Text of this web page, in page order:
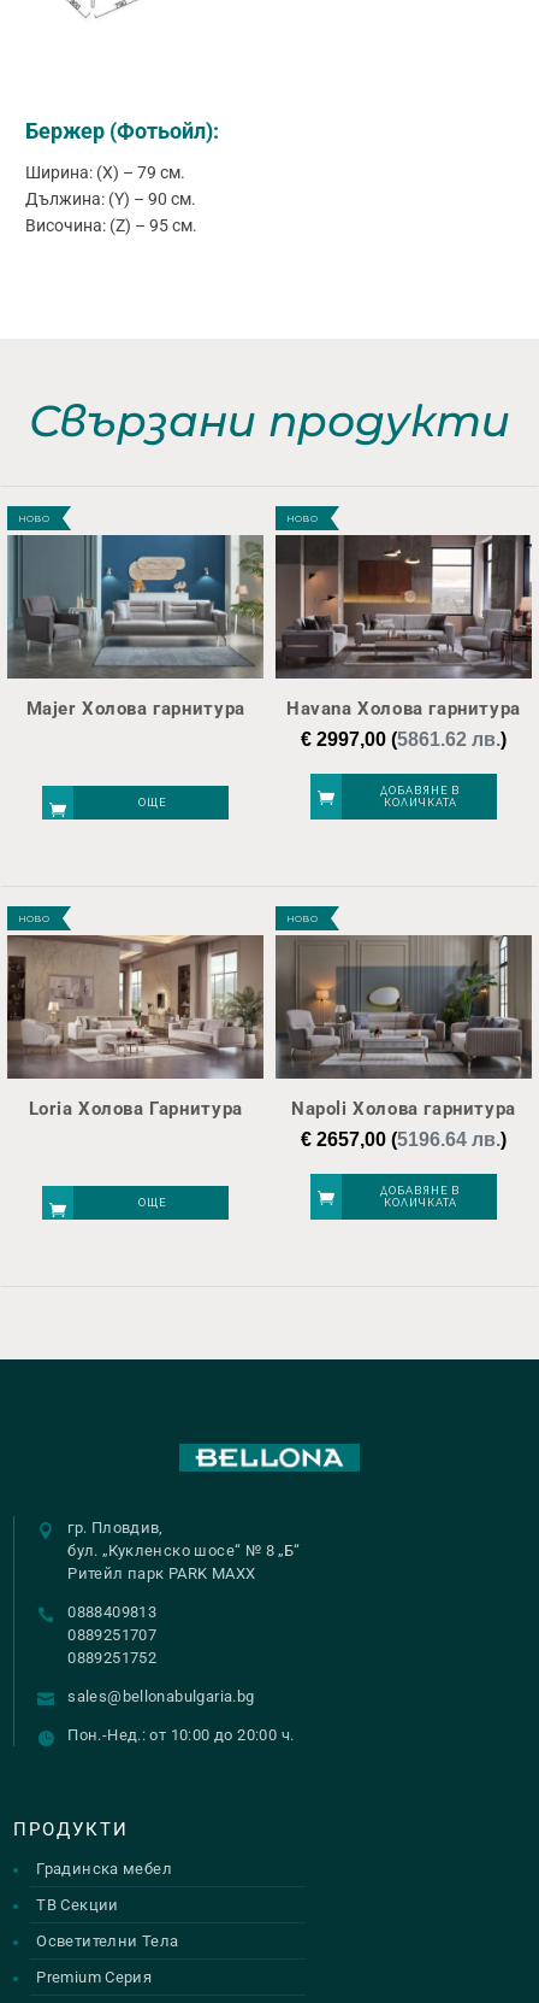
Бержер (Фотьойл):
Ширина: (X) – 79 см.
Дължина: (Y) – 90 см.
Височина: (Z) – 95 см.
Свързани продукти
НОВО
Majer Холова гарнитура
ОЩЕ
НОВО
Havana Холова гарнитура
€2997,00(5861.62 лв.)
ДОБАВЯНЕ В
КОЛИЧКАТА
НОВО
Loria Холова Гарнитура
ОЩЕ
НОВО
Napoli Холова гарнитура
€2657,00(5196.64 лв.)
ДОБАВЯНЕ В
КОЛИЧКАТА
гр. Пловдив,
бул. „Кукленско шосе“ № 8 „Б“
Ритейл парк PARK MAXX
0888409813
0889251707
0889251752
sales@bellonabulgaria.bg
Пон.-Нед.: от 10:00 до 20:00 ч.
ПРОДУКТИ
Градинска мебел
ТВ Секции
Осветителни Тела
Premium Серия